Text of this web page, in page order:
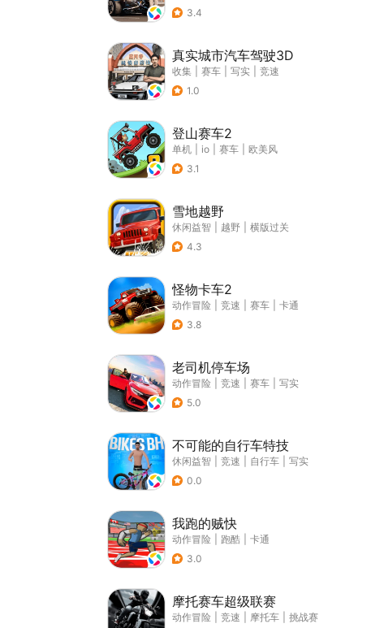
3.4
真实城市汽车驾驶3D
收集 赛车 写实
竞速
1.0
登山赛车2
单机 io 赛车
欧美风
3.1
雪地越野
休闲益智 越野
横版过关
4.3
怪物卡车2
动作冒险 竞速 赛车
卡通
3.8
老司机停车场
动作冒险 竞速 赛车
写实
5.0
不可能的自行车特技
休闲益智 竞速 自行车
写实
0.0
我跑的贼快
动作冒险 跑酷
卡通
3.0
摩托赛车超级联赛
动作冒险 竞速 摩托车
挑战赛